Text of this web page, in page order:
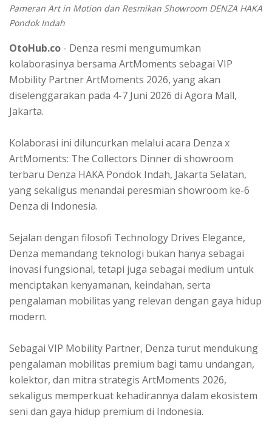
Pameran Art in Motion dan Resmikan Showroom DENZA HAKA
Pondok Indah
OtoHub.co - Denza resmi mengumumkan
kolaborasinya bersama ArtMoments sebagai VIP
Mobility Partner ArtMoments 2026, yang akan
diselenggarakan pada 4-7 Juni 2026 di Agora Mall,
Jakarta.
Kolaborasi ini diluncurkan melalui acara Denza x
ArtMoments: The Collectors Dinner di showroom
terbaru Denza HAKA Pondok Indah, Jakarta Selatan,
yang sekaligus menandai peresmian showroom ke-6
Denza di Indonesia.
Sejalan dengan filosofi Technology Drives Elegance,
Denza memandang teknologi bukan hanya sebagai
inovasi fungsional, tetapi juga sebagai medium untuk
menciptakan kenyamanan, keindahan, serta
pengalaman mobilitas yang relevan dengan gaya hidup
modern.
Sebagai VIP Mobility Partner, Denza turut mendukung
pengalaman mobilitas premium bagi tamu undangan,
kolektor, dan mitra strategis ArtMoments 2026,
sekaligus memperkuat kehadirannya dalam ekosistem
seni dan gaya hidup premium di Indonesia.